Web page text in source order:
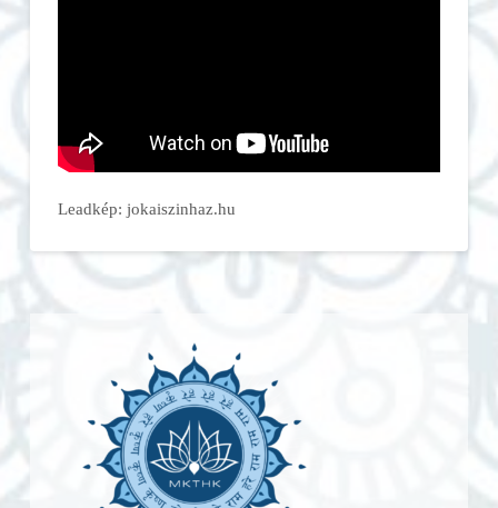
Leadkép: jokaiszinhaz.hu